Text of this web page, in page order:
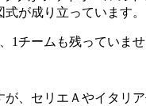
が成り立っています。
チームも残っていませ
、セリエＡやイタリ